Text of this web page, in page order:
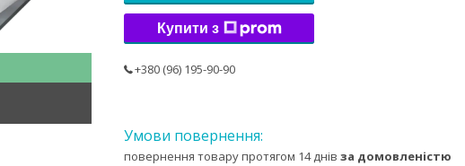
Купити з
+380 (96) 195-90-90
повернення товару протягом 14 днів за домовленістю